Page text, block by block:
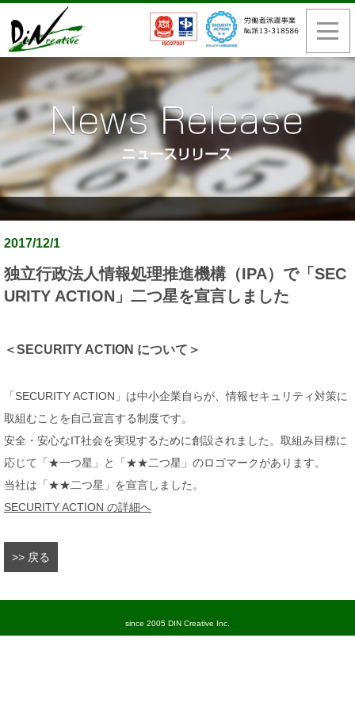
2017/12/1
独立行政法人情報処理推進機構（IPA）で「SEC
URITY ACTION」二つ星を宣言しました
＜SECURITY ACTION について＞
「SECURITY ACTION」は中小企業自らが、情報セキュリティ対策に
取組むことを自己宣言する制度です。
安全・安心なIT社会を実現するために創設されました。取組み目標に
応じて「★一つ星」と「★★二つ星」のロゴマークがあります。
当社は「★★二つ星」を宣言しました。
SECURITY ACTION の詳細へ
>> 戻る
since 2005 DIN Creative Inc.